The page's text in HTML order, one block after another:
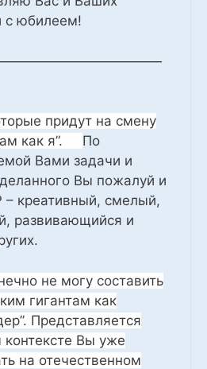
с юбилеем!
придут на смену
как я”. По
Вами задачи и
Вы пожалуй и
креативный, смелый,
развивающийся и
не могу составить
гигантам как
Представляется
контексте Вы уже
на отечественном